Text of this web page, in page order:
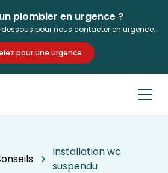
plombier en urgence ?
pour nous contacter en urgence.
pour une urgence
Installation wc
suspendu